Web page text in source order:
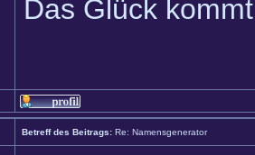
Das Glück
Betreff des Beitrags: Re: Namensgenerator